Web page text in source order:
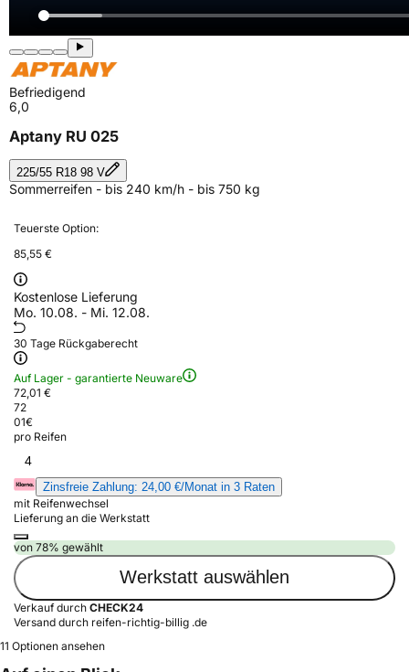
Befriedigend
6,0
Aptany RU 025
225/55 R18 98 V
Sommerreifen - bis 240 km/h - bis 750 kg
Teuerste Option:
85,55 €
Kostenlose Lieferung
Mo. 10.08. - Mi. 12.08.
30 Tage Rückgaberecht
Auf Lager - garantierte Neuware
72,01 €
72
01€
pro Reifen
4
Zinsfreie Zahlung: 24,00 €/Monat in 3 Raten
mit Reifenwechsel
Lieferung an die Werkstatt
von 78% gewählt
Werkstatt auswählen
Verkauf durch CHECK24
Versand durch reifen-richtig-billig .de
11 Optionen ansehen